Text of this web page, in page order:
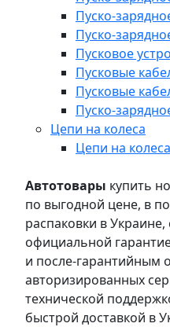
Пуско-
Пуско-
Пусковое
Пусковые
Пусковые
Пуско-
Цепи на колеса
Цепи на
Автотовары купить
по выгодной цене, в
распаковки в Украине,
официальной
и после-гарантийным
авторизированных
технической
быстрой доставкой в